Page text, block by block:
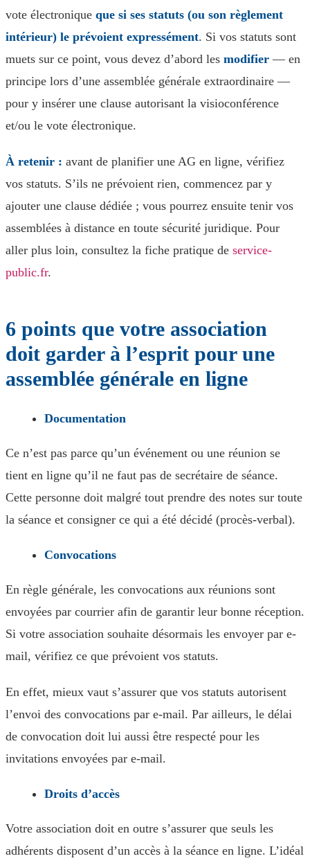
vote électronique que si ses statuts (ou son règlement
intérieur) le prévoient expressément. Si vos statuts sont
muets sur ce point, vous devez d’abord les modifier — en
principe lors d’une assemblée générale extraordinaire —
pour y insérer une clause autorisant la visioconférence
et/ou le vote électronique.
À retenir : avant de planifier une AG en ligne, vérifiez
vos statuts. S’ils ne prévoient rien, commencez par y
ajouter une clause dédiée ; vous pourrez ensuite tenir vos
assemblées à distance en toute sécurité juridique. Pour
aller plus loin, consultez la fiche pratique de service-
public.fr.
6 points que votre association
doit garder à l’esprit pour une
assemblée générale en ligne
Documentation
Ce n’est pas parce qu’un événement ou une réunion se
tient en ligne qu’il ne faut pas de secrétaire de séance.
Cette personne doit malgré tout prendre des notes sur toute
la séance et consigner ce qui a été décidé (procès-verbal).
Convocations
En règle générale, les convocations aux réunions sont
envoyées par courrier afin de garantir leur bonne réception.
Si votre association souhaite désormais les envoyer par e-
mail, vérifiez ce que prévoient vos statuts.
En effet, mieux vaut s’assurer que vos statuts autorisent
l’envoi des convocations par e-mail. Par ailleurs, le délai
de convocation doit lui aussi être respecté pour les
invitations envoyées par e-mail.
Droits d’accès
Votre association doit en outre s’assurer que seuls les
adhérents disposent d’un accès à la séance en ligne. L’idéal